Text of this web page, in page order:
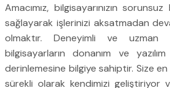
Amacımız, bilgisayarınızın
sağlayarak işlerinizi aksatmadan
olmaktır. Deneyimli ve uzman
bilgisayarların donanım ve
derinlemesine bilgiye sahiptir. Size
sürekli olarak kendimizi geliştiriyor